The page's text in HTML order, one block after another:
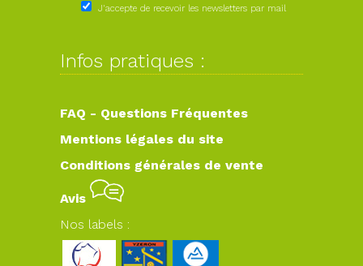
J'accepte de recevoir les newsletters par mail
Infos pratiques :
FAQ - Questions Fréquentes
Mentions légales du site
Conditions générales de vente
Avis
Nos labels :